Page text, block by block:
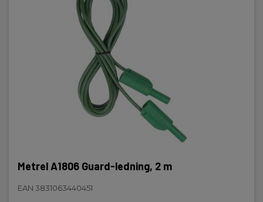
Metrel A1806 Guard-ledning, 2 m
EAN 3831063440451